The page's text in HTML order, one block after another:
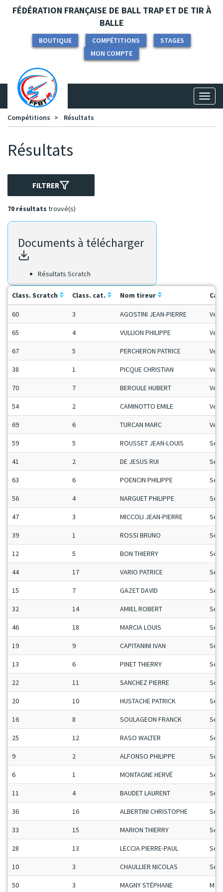
Panneau de gestion des cookies
FÉDÉRATION FRANÇAISE DE BALL TRAP ET DE TIR À
BALLE
BOUTIQUE COMPÉTITIONS
STAGES
MON COMPTE
Compétitions
Résultats
Résultats
FILTRER
70 résultats trouvé(s)
Documents à télécharger
Résultats Scratch
Class. Scratch Class. cat. Nom tireur
60 3 AGOSTINI JEAN-PIERRE Vet
65 4 VULLION PHILIPPE Vet
67 5 PERCHERON PATRICE Vet
38 1 PICQUE CHRISTIAN Vet
70 7 BEROULE HUBERT Vet
54 2 CAMINOTTO EMILE Vet
69 6 TURCAN MARC Vet
59 5 ROUSSET JEAN-LOUIS
41 2 DE JESUS RUI
63 6 POENCIN PHILIPPE
56 4 NARGUET PHILIPPE
47 3 MICCOLI JEAN-PIERRE
39 1 ROSSI BRUNO
12 5 BON THIERRY
44 17 VARIO PATRICE
15 7 GAZET DAVID
32 14 AMIEL ROBERT
46 18 MARCIA LOUIS
19 9 CAPITANINI IVAN
13 6 PINET THIERRY
22 11 SANCHEZ PIERRE
20 10 HUSTACHE PATRICK
16 8 SOULAGEON FRANCK
25 12 RASO WALTER
9 2 ALFONSO PHILIPPE
6 1 MONTAGNE HERVÉ
11 4 BAUDET LAURENT
36 16 ALBERTINI CHRISTOPHE
33 15 MARION THIERRY
28 13 LECCIA PIERRE-PAUL
10 3 CHAULLIER NICOLAS
50 3 MAGNY STÉPHANE